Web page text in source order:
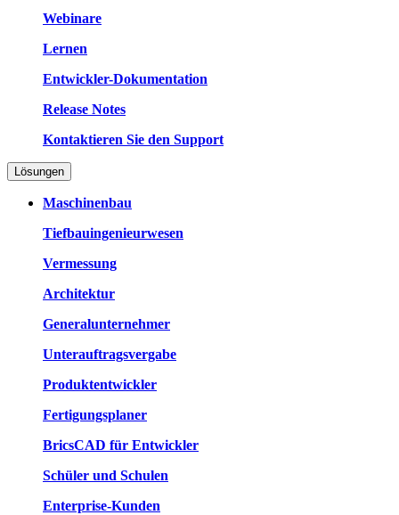
Webinare
Lernen
Entwickler-Dokumentation
Release Notes
Kontaktieren Sie den Support
Lösungen
Maschinenbau
Tiefbauingenieurwesen
Vermessung
Architektur
Generalunternehmer
Unterauftragsvergabe
Produktentwickler
Fertigungsplaner
BricsCAD für Entwickler
Schüler und Schulen
Enterprise-Kunden